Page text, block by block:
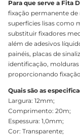
Para que serve a Fita
fixação permanente
superfícies lisas como
substituir fixadores
além de adesivos
painéis, placas de
identificação,
proporcionando
Quais são as
Largura: 12mm;
Comprimento: 20m;
Espessura: 1,0mm;
Cor: Transparente;